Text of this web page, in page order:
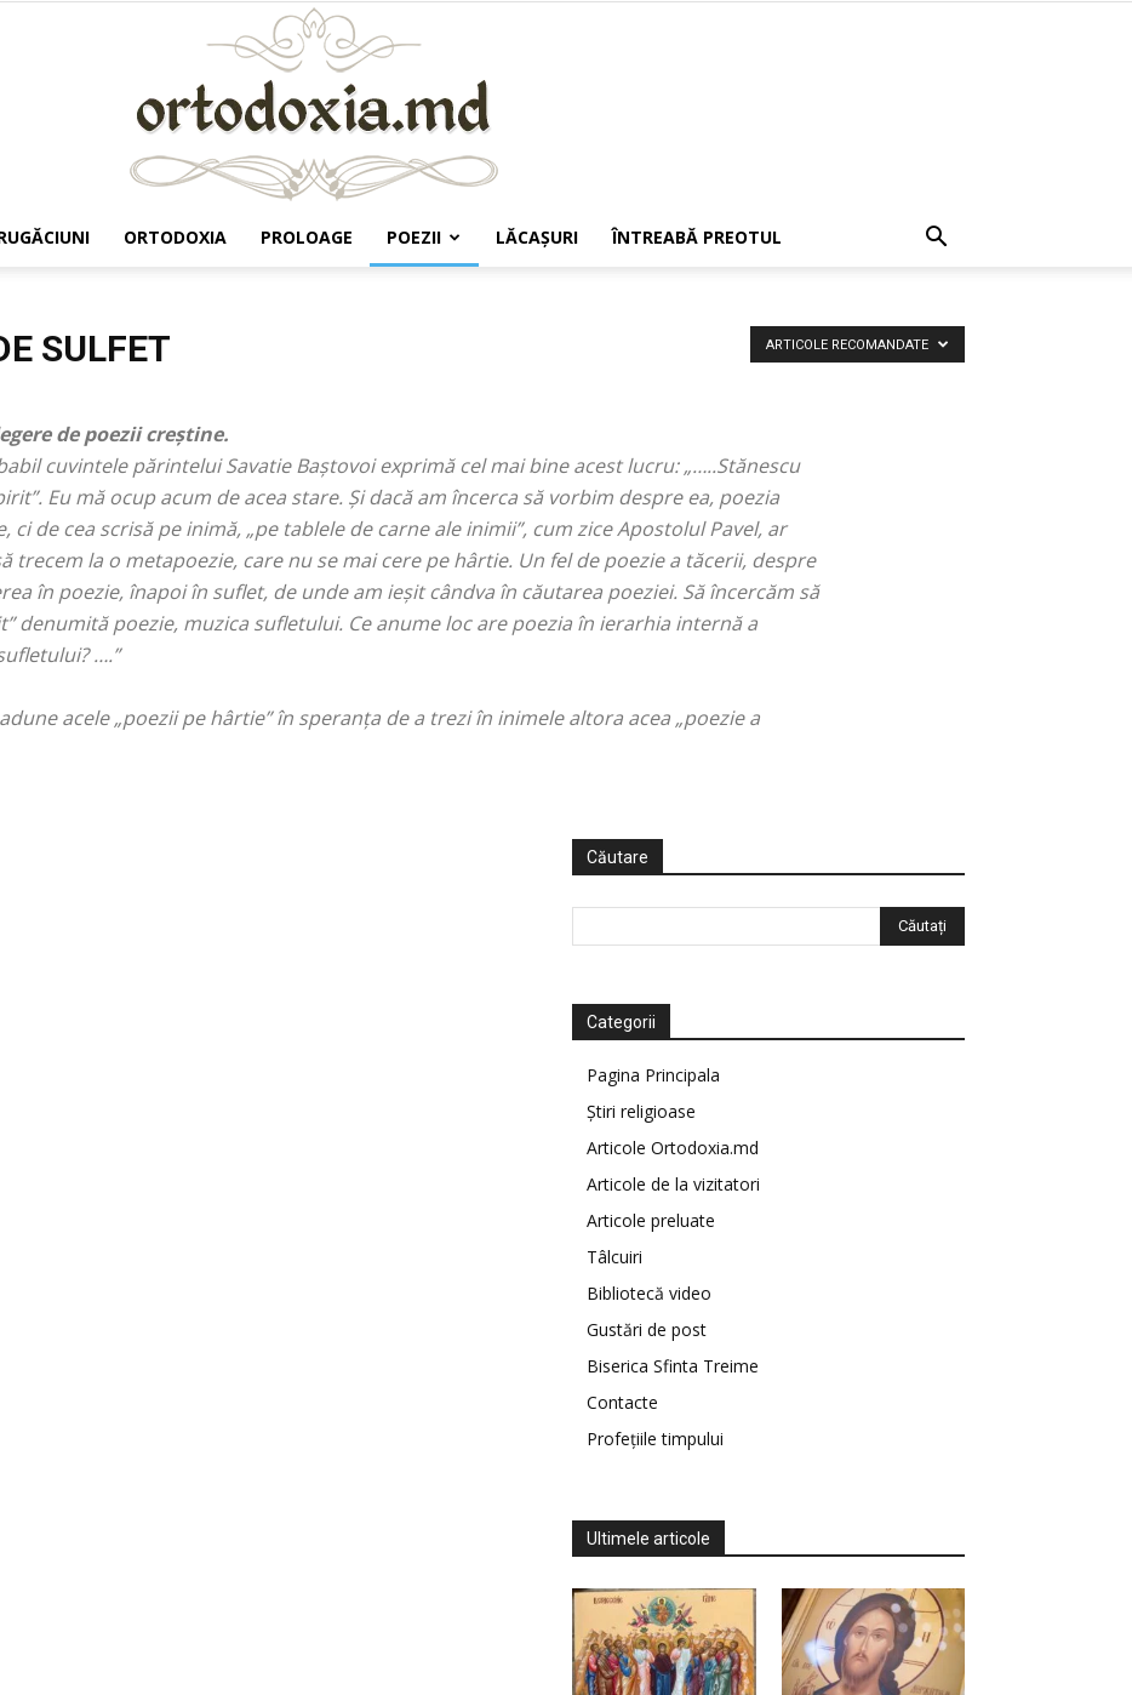
ORTODOXIA PROLOAGE POEZII LĂCAŞURI ÎNTREABĂ PREOTUL
SULFET
de poezii creștine.
cuvintele părintelui Savatie Baștovoi exprimă cel mai bine acest lucru: „…..Stănescu
”. Eu mă ocup acum de acea stare. Și dacă am încerca să vorbim despre ea, poezia
ci de cea scrisă pe inimă, „pe tablele de carne ale inimii”, cum zice Apostolul Pavel, ar
trecem la o metapoezie, care nu se mai cere pe hârtie. Un fel de poezie a tăcerii, despre
în poezie, înapoi în suflet, de unde am ieșit cândva în căutarea poeziei. Să încercăm să
” denumită poezie, muzica sufletului. Ce anume loc are poezia în ierarhia internă a
….”
acele „poezii pe hârtie” în speranța de a trezi în inimele altora acea „poezie a
ARTICOLE RECOMANDATE
Căutare
Categorii
Pagina Principala
Știri religioase
Articole Ortodoxia.md
Articole de la vizitatori
Articole preluate
Tâlcuiri
Bibliotecă video
Gustări de post
Biserica Sfinta Treime
Contacte
Profețiile timpului
Ultimele articole